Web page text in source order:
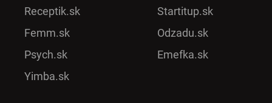
Receptik.sk
Femm.sk
Psych.sk
Yimba.sk
Startitup.sk
Odzadu.sk
Emefka.sk